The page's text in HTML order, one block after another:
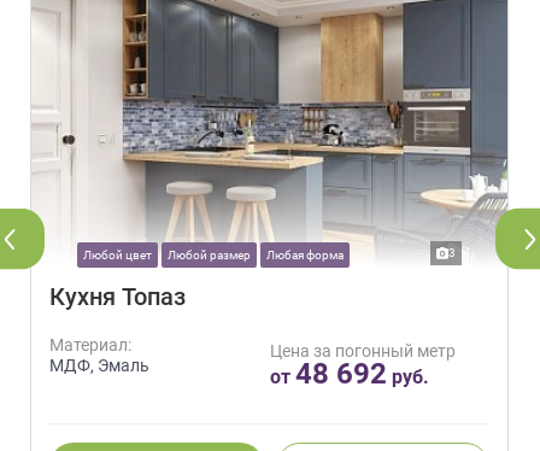
Любой цвет Любой размер Любая форма 3
Кухня Топаз
Материал:
МДФ, Эмаль
Цена за погонный метр
от 48 692 руб.